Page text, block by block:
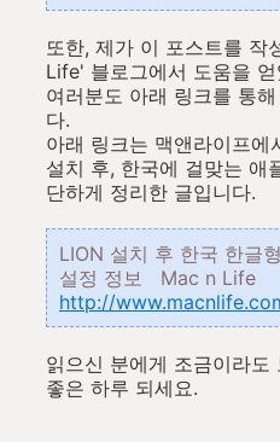
또한, 제가 이 포스트를 작
Life' 블로그에서 도움을 얻
여러분도 아래 링크를 통
다.
아래 링크는 맥앤라이프에
설치 후, 한국에 걸맞는 애
단하게 정리한 글입니다.
LION 설치 후 한국 한글
설정 정보 Mac n Life
http://
읽으신 분에게 조금이라도
좋은 하루 되세요.